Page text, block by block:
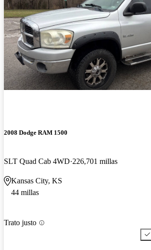
2008 Dodge RAM 1500
SLT Quad Cab 4WD 226,701 millas
Kansas City, KS
44 millas
Trato justo